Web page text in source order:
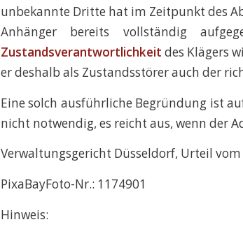
unbekannte Dritte hat im Zeitpunkt des
Anhänger bereits vollständig
Zustandsverantwortlichkeit des Klägers
er deshalb als Zustandsstörer auch der
Eine solch ausführliche Begründung ist
nicht notwendig, es reicht aus, wenn der
Verwaltungsgericht Düsseldorf, Urteil vom
PixaBayFoto-Nr.: 1174901
Hinweis: